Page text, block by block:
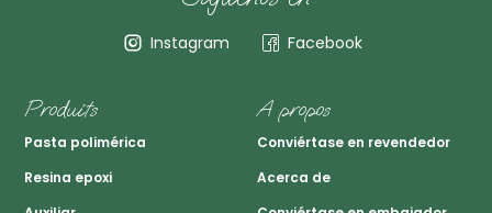
Instagram Facebook
Produits
Pasta polimérica
Resina epoxi
A propos
Conviértase en revendedor
Acerca de